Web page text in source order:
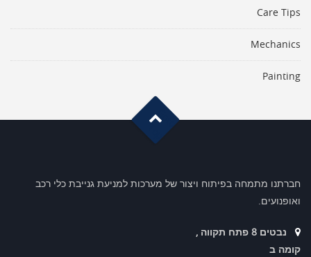
Care Tips
Mechanics
Painting
חברתנו מתמחה בפיתוח ויצור של מערכות למניעת גנייבת כלי רכב
ואופנועים.
נבטים 8 פתח תקווה ,
קומה ב
G
o
t
o
T
o
p